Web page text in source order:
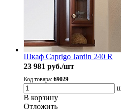
Шкаф Caprigo Jardin 240 R
23 981 руб./шт
Код товара: 69029
В корзину
Oтложить